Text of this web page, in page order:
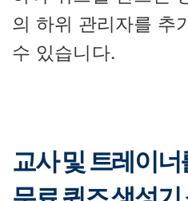
의 하위 관리자를 추
수 있습니다.
교사 및 트레이